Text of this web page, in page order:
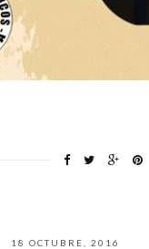
18 OCTUBRE, 2016